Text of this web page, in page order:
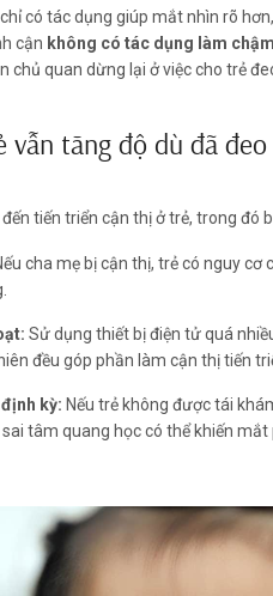
có tác dụng giúp mắt nhìn rõ
cận không có tác dụng làm
chủ quan dừng lại ở việc cho trẻ
vẫn tăng độ dù đã
tiến triển cận thị ở trẻ, trong đó
cha mẹ bị cận thị, trẻ có nguy
Sử dụng thiết bị điện tử quá
đều góp phần làm cận thị tiến
kỳ: Nếu trẻ không được tái
tâm quang học có thể khiến